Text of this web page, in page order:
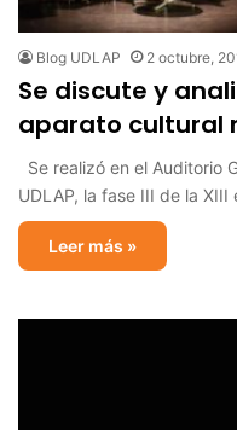
Blog UDLAP 2 octubre,
Se discute y
aparato cultural
Se realizó en el Auditorio
UDLAP, la fase III de la XIII
Leer más »